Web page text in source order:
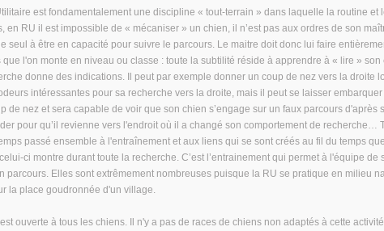
est fondamentalement une discipline « tout-terrain » dans laquelle la routine
en RU il est impossible de « mécaniser » un chien, il n’est pas aux ordres de son
le seul à être en capacité pour suivre le parcours. Le maitre doit donc lui faire
l'on monte en niveau ou classe : toute la subtilité réside à apprendre à « lire »
donne des indications. Il peut par exemple donner un coup de nez vers la droite
intéressantes pour sa recherche vers la droite, mais il peut se laisser
de nez et sera capable de voir que son chien s’engage sur un faux parcours
pour qu’il revienne vers l'endroit où il a changé son comportement de
passé ensemble à l'entraînement et aux liens qui se sont créés au fil du temps
ci montre durant toute la recherche. C’est l’entrainement qui permet à l'équipe
parcours. Elles sont extrêmement nombreuses puisque la RU se pratique en milieu
la place goudronnée d'un village.
ouverte à tous les chiens. Il n'y a pas de races de chiens non adaptés à cette